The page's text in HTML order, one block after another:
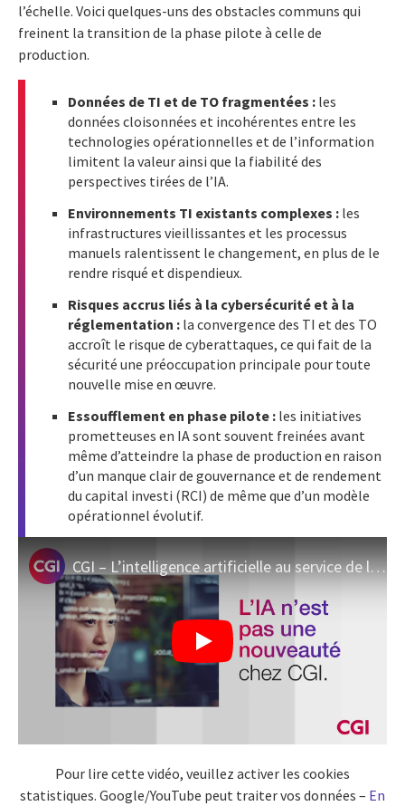
l’échelle. Voici quelques-uns des obstacles communs qui
freinent la transition de la phase pilote à celle de
production.
Données de TI et de TO fragmentées : les
données cloisonnées et incohérentes entre les
technologies opérationnelles et de l’information
limitent la valeur ainsi que la fiabilité des
perspectives tirées de l’IA.
Environnements TI existants complexes : les
infrastructures vieillissantes et les processus
manuels ralentissent le changement, en plus de le
rendre risqué et dispendieux.
Risques accrus liés à la cybersécurité et à la
réglementation : la convergence des TI et des TO
accroît le risque de cyberattaques, ce qui fait de la
sécurité une préoccupation principale pour toute
nouvelle mise en œuvre.
Essoufflement en phase pilote : les initiatives
prometteuses en IA sont souvent freinées avant
même d’atteindre la phase de production en raison
d’un manque clair de gouvernance et de rendement
du capital investi (RCI) de même que d’un modèle
opérationnel évolutif.
CGI – L’intelligence artificielle au service de la performance énergétique
Pour lire cette vidéo, veuillez activer les cookies
statistiques. Google/YouTube peut traiter vos données – En